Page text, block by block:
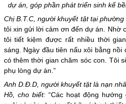
dự án, góp phần phát triển sinh kế
Chị B.T.C, người khuyết tật tại
tôi xin gửi lời cảm ơn đến dự án. Nhờ
tôi tiết kiệm được rất nhiều thời
sáng. Ngày đầu tiên nấu xôi bằng nồi
có thêm thời gian chăm sóc con. Tôi
phụ lòng dự án.”
Anh D.Đ.D, người khuyết tật là nạn
Hồ, cho biết:“Các hoạt động hướng